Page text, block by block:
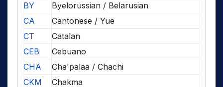
BY
Byelorussian / Belarusian
CA
Cantonese / Yue
CT
Catalan
CEB
Cebuano
CHA
Cha'palaa / Chachi
CKM
Chakma